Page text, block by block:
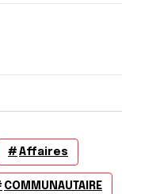
Affaires
COMMUNAUTAIRE